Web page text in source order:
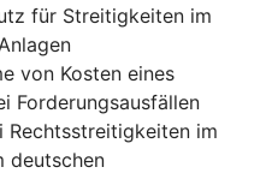
für Streitigkeiten im
von Kosten eines
Forderungsausfällen
Rechtsstreitigkeiten im
deutschen